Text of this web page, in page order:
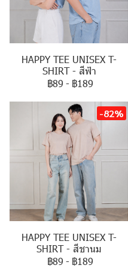
HAPPY TEE UNISEX T-
SHIRT - สีฟ้า
฿89 - ฿189
-82%
HAPPY TEE UNISEX T-
SHIRT - สีชานม
฿89 - ฿189